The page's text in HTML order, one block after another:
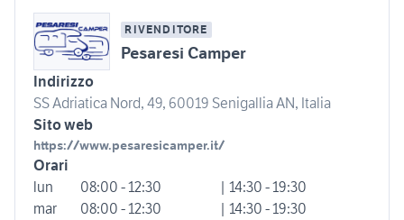
RIVENDITORE
Pesaresi Camper
Indirizzo
SS Adriatica Nord, 49, 60019 Senigallia AN, Italia
Sito web
https://www.pesaresicamper.it/
Orari
lun
08:00 - 12:30
| 14:30 - 19:30
mar
08:00 - 12:30
| 14:30 - 19:30